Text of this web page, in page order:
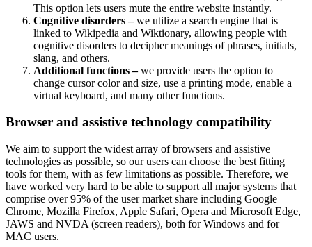
This option lets users mute the entire website instantly.
Cognitive disorders –we utilize a search engine that is
linked to Wikipedia and Wiktionary, allowing people with
cognitive disorders to decipher meanings of phrases, initials,
slang, and others.
Additional functions –we provide users the option to
change cursor color and size, use a printing mode, enable a
virtual keyboard, and many other functions.
Browser and assistive technology compatibility
We aim to support the widest array of browsers and assistive
technologies as possible, so our users can choose the best fitting
tools for them, with as few limitations as possible. Therefore, we
have worked very hard to be able to support all major systems that
comprise over 95% of the user market share including Google
Chrome, Mozilla Firefox, Apple Safari, Opera and Microsoft Edge,
JAWS and NVDA (screen readers), both for Windows and for
MAC users.